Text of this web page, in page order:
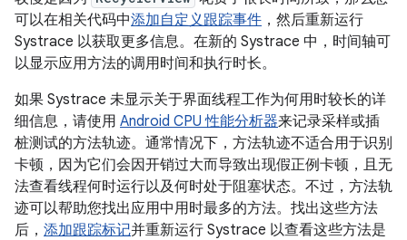
可以在相关代码中添加自定义跟踪事件 ，然后重新运行
Systrace 以获取更多信息。在新的 Systrace 中，时间轴可
以显示应用方法的调用时间和执行时长。
如果 Systrace 未显示关于界面线程工作为何用时较长的详
细信息，请使用 Android CPU 性能分析器来记录采样或插
桩测试的方法轨迹。通常情况下，方法轨迹不适合用于识别
卡顿，因为它们会因开销过大而导致出现假正例卡顿，且无
法查看线程何时运行以及何时处于阻塞状态。不过，方法轨
迹可以帮助您找出应用中用时最多的方法。找出这些方法
后， 添加跟踪标记并重新运行 Systrace 以查看这些方法是